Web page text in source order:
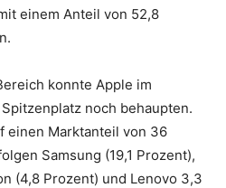
einem Anteil von 52,8
konnte Apple im
noch behaupten.
einen Marktanteil von 36
Samsung (19,1 Prozent),
(4,8 Prozent) und Lenovo 3,3